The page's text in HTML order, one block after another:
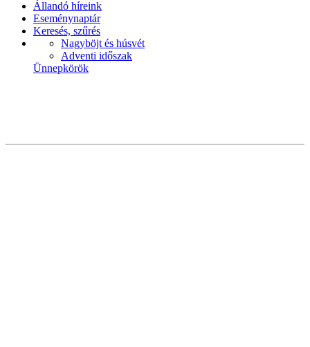
Állandó híreink
Eseménynaptár
Keresés, szűrés
Nagyböjt és húsvét
Adventi időszak
Ünnepkörök